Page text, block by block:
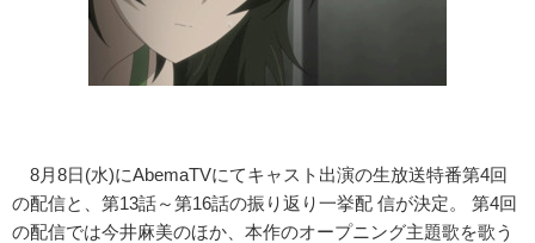
8月8日(水)にAbemaTVにてキャスト出演の生放送特番第4回
の配信と、第13話～第16話の振り返り一挙配 信が決定。 第4回
の配信では今井麻美のほか、本作のオープニング主題歌を歌う